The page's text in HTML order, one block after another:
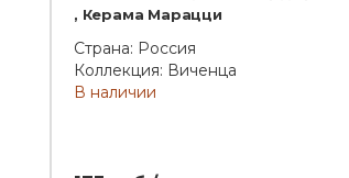
, Керама Марацци
Страна: Россия
Коллекция: Виченца
В наличии